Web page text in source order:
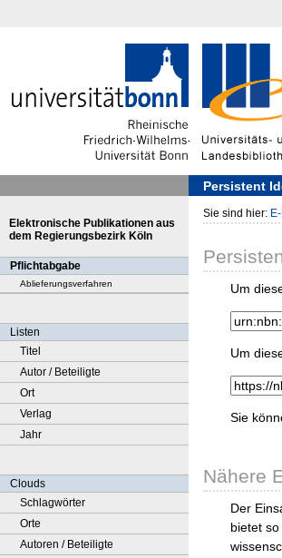
Persistent
Elektronische Publikationen aus
dem Regierungsbezirk Köln
Pflichtabgabe
Ablieferungsverfahren
Listen
Titel
Autor / Beteiligte
Ort
Verlag
Jahr
Clouds
Schlagwörter
Orte
Autoren / Beteiligte
Sie sind hier:
Um
Um
Sie
Nähere
Der
bietet